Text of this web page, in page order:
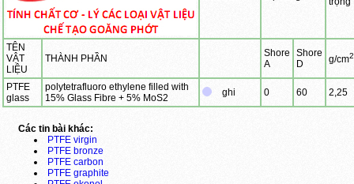
TÊN
VẬT
LIỆU
THÀNH PHẦN
Shore
A
Shore
D
g/cm2
PTFE
glass
polytetrafluoro ethylene filled with
15% Glass Fibre + 5% MoS2
ghi 0 60 2,25
Các tin bài khác:
PTFE virgin
PTFE bronze
PTFE carbon
PTFE graphite